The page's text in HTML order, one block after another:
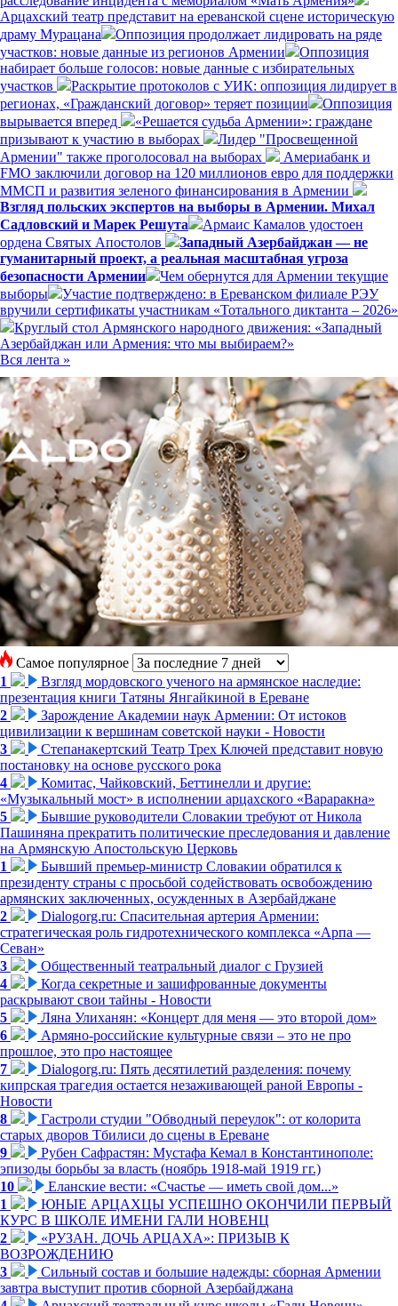
Арцахский театр представит на ереванской сцене историческую
драму Мурацана
Оппозиция продолжает лидировать на ряде
участков: новые данные из регионов Армении
Оппозиция
набирает больше голосов: новые данные с избирательных
участков
Раскрытие протоколов с УИК: оппозиция лидирует в
регионах, «Гражданский договор» теряет позиции
Оппозиция
вырывается вперед
«Решается судьба Армении»: граждане
призывают к участию в выборах
Лидер "Просвещенной
Армении" также проголосовал на выборах
Америабанк и
FMO заключили договор на 120 миллионов евро для поддержки
ММСП и развития зеленого финансирования в Армении
Взгляд польских экспертов на выборы в Армении. Михал
Садловский и Марек Решута
Армаис Камалов удостоен
ордена Святых Апостолов
Западный Азербайджан — не
гуманитарный проект, а реальная масштабная угроза
безопасности Армении
Чем обернутся для Армении текущие
выборы
Участие подтверждено: в Ереванском филиале РЭУ
вручили сертификаты участникам «Тотального диктанта – 2026»
Круглый стол Армянского народного движения: «Западный
Азербайджан или Армения: что мы выбираем?»
Вся лента »
Самое популярное
1
Взгляд мордовского ученого на армянское наследие:
презентация книги Татяны Янгайкиной в Ереване
2
Зарождение Академии наук Армении: От истоков
цивилизации к вершинам советской науки - Новости
3
Степанакертский Театр Трех Ключей представит новую
постановку на основе русского рока
4
Комитас, Чайковский, Беттинелли и другие:
«Музыкальный мост» в исполнении арцахского «Вараракна»
5
Бывшие руководители Словакии требуют от Никола
Пашиняна прекратить политические преследования и давление
на Армянскую Апостольскую Церковь
1
Бывший премьер-министр Словакии обратился к
президенту страны с просьбой содействовать освобождению
армянских заключенных, осужденных в Азербайджане
2
Dialogorg.ru: Спасительная артерия Армении:
стратегическая роль гидротехнического комплекса «Арпа —
Севан»
3
Общественный театральный диалог с Грузией
4
Когда секретные и зашифрованные документы
раскрывают свои тайны - Новости
5
Ляна Улиханян: «Концерт для меня — это второй дом»
6
Армяно-российские культурные связи – это не про
прошлое, это про настоящее
7
Dialogorg.ru: Пять десятилетий разделения: почему
кипрская трагедия остается незаживающей раной Европы -
Новости
8
Гастроли студии "Обводный переулок": от колорита
старых дворов Тбилиси до сцены в Ереване
9
Рубен Сафрастян: Мустафа Кемал в Константинополе:
эпизоды борьбы за власть (ноябрь 1918-май 1919 гг.)
10
Еланские вести: «Счастье — иметь свой дом...»
1
ЮНЫЕ АРЦАХЦЫ УСПЕШНО ОКОНЧИЛИ ПЕРВЫЙ
КУРС В ШКОЛЕ ИМЕНИ ГАЛИ НОВЕНЦ
2
«РУЗАН. ДОЧЬ АРЦАХА»: ПРИЗЫВ К
ВОЗРОЖДЕНИЮ
3
Сильный состав и большие надежды: сборная Армении
завтра выступит против сборной Азербайджана